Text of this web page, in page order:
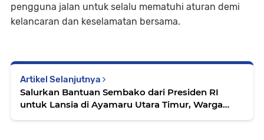
pengguna jalan untuk selalu mematuhi aturan demi
kelancaran dan keselamatan bersama.
Artikel Selanjutnya
Salurkan Bantuan Sembako dari Presiden RI
untuk Lansia di Ayamaru Utara Timur, Warga